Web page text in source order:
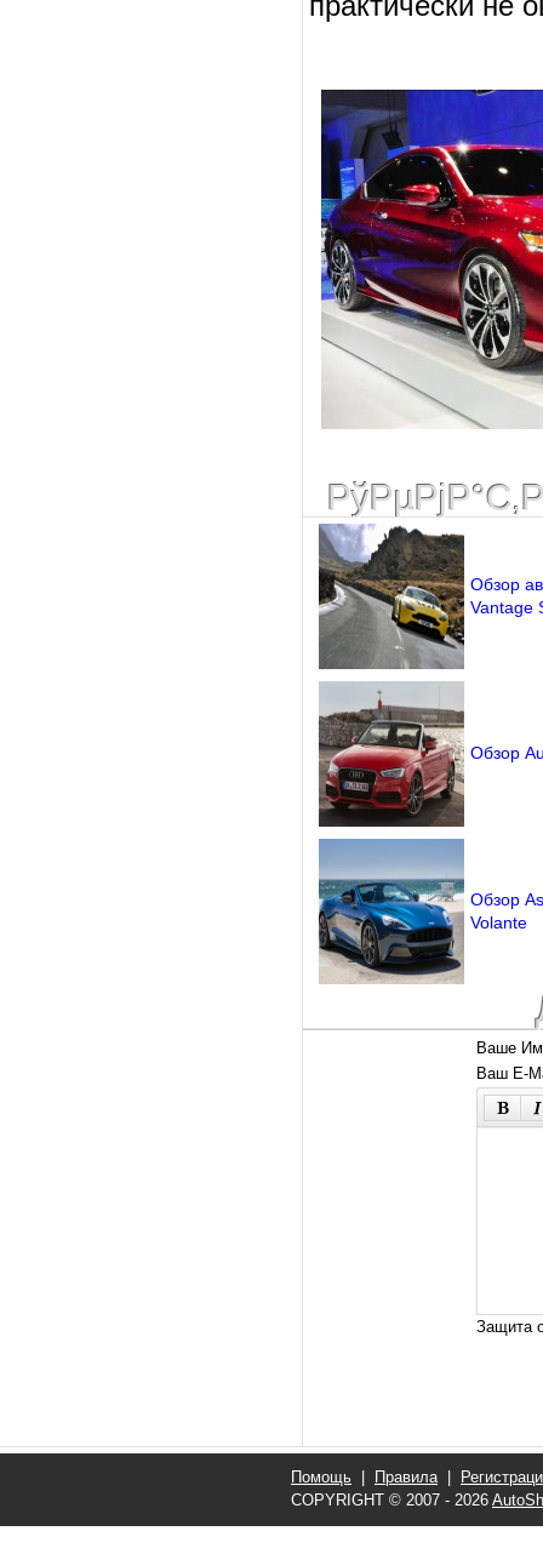
Обзор
Vantage
Обзор
Обзор
Volante
Ваше
Ваш E-
Защита
Помощь Правила|
COPYRIGHT © 2007 - 2026